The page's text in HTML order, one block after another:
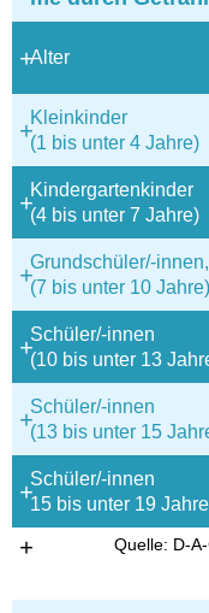
Alter
Klein­kin­der
(1 bis unter 4 Jah­re)
Kin­der­gar­ten­kin­der
(4 bis unter 7 Jah­re)
Grund­schü­ler/-
(7 bis unter 10 Jah­re)
Schü­ler/-innen
(10 bis unter 13
Schü­ler/-innen
(13 bis unter 15
Schü­ler/-innen
15 bis unter 19 Jah­re
Quel­le: